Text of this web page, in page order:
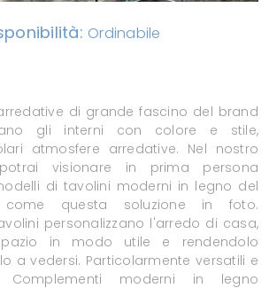
Ordinabile
di grande fascino del brand
gli interni con colore e stile,
atmosfere arredative. Nel nostro
visionare in prima persona
di tavolini moderni in legno del
questa soluzione in foto.
personalizzano l'arredo di casa,
in modo utile e rendendolo
a vedersi. Particolarmente versatili e
Complementi moderni in legno